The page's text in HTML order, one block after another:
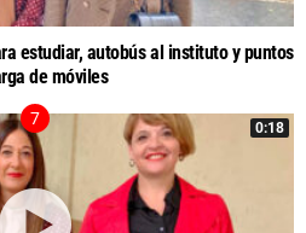
estudiar, autobús al instituto y puntos
de móviles
0:18